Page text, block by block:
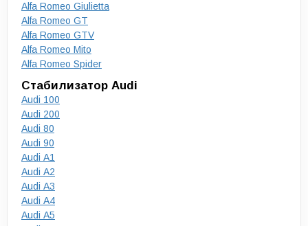
Alfa Romeo Giulietta
Alfa Romeo GT
Alfa Romeo GTV
Alfa Romeo Mito
Alfa Romeo Spider
Стабилизатор Audi
Audi 100
Audi 200
Audi 80
Audi 90
Audi A1
Audi A2
Audi A3
Audi A4
Audi A5